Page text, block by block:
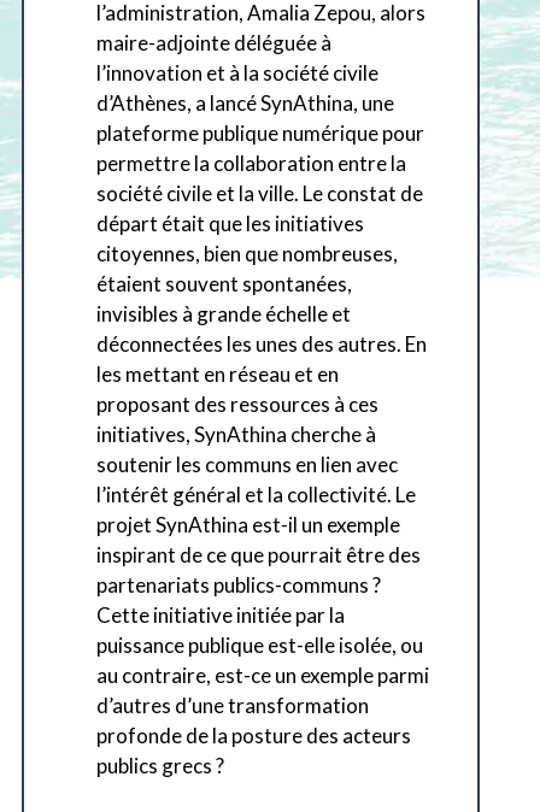
l’administration, Amalia Zepou, alors
maire-adjointe déléguée à
l’innovation et à la société civile
d’Athènes, a lancé SynAthina, une
plateforme publique numérique pour
permettre la collaboration entre la
société civile et la ville. Le constat de
départ était que les initiatives
citoyennes, bien que nombreuses,
étaient souvent spontanées,
invisibles à grande échelle et
déconnectées les unes des autres. En
les mettant en réseau et en
proposant des ressources à ces
initiatives, SynAthina cherche à
soutenir les communs en lien avec
l’intérêt général et la collectivité. Le
projet SynAthina est-il un exemple
inspirant de ce que pourrait être des
partenariats publics-communs ?
Cette initiative initiée par la
puissance publique est-elle isolée, ou
au contraire, est-ce un exemple parmi
d’autres d’une transformation
profonde de la posture des acteurs
publics grecs ?